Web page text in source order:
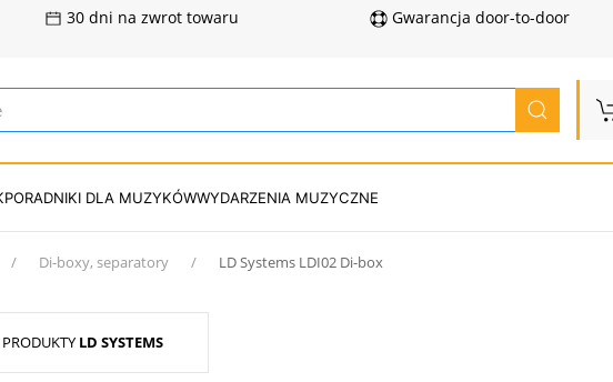
30 dni na zwrot towaru Gwarancja door-to-door
PORADNIKI DLA MUZYKÓWWYDARZENIA MUZYCZNE
Di-boxy, separatory LD Systems LDI02 Di-box
LD SYSTEMS